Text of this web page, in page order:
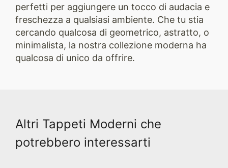
perfetti per aggiungere un tocco di audacia e
freschezza a qualsiasi ambiente. Che tu stia
cercando qualcosa di geometrico, astratto, o
minimalista, la nostra collezione moderna ha
qualcosa di unico da offrire.
Altri Tappeti Moderni che
potrebbero interessarti